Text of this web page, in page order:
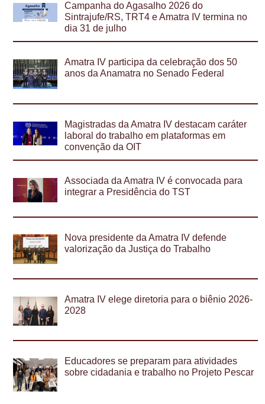
Campanha do Agasalho 2026 do
Sintrajufe/RS, TRT4 e Amatra IV termina no
dia 31 de julho
Amatra IV participa da celebração dos 50
anos da Anamatra no Senado Federal
Magistradas da Amatra IV destacam caráter
laboral do trabalho em plataformas em
convenção da OIT
Associada da Amatra IV é convocada para
integrar a Presidência do TST
Nova presidente da Amatra IV defende
valorização da Justiça do Trabalho
Amatra IV elege diretoria para o biênio 2026-
2028
Educadores se preparam para atividades
sobre cidadania e trabalho no Projeto Pescar